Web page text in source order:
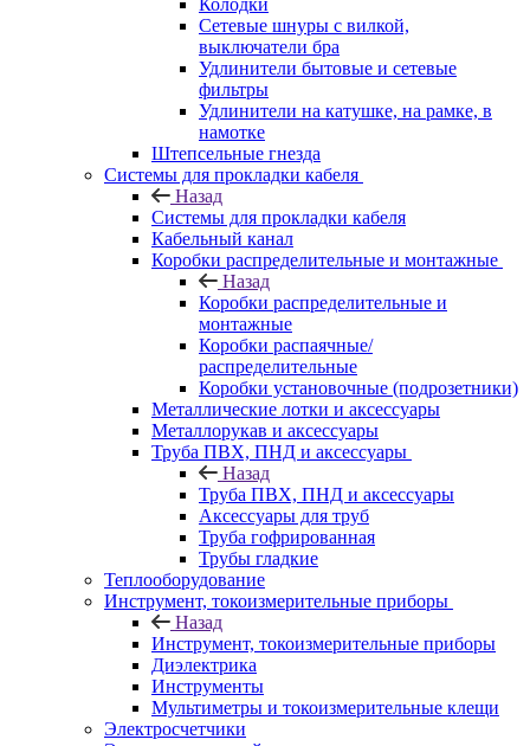
Колодки
Сетевые шнуры с вилкой,
выключатели бра
Удлинители бытовые и сетевые
фильтры
Удлинители на катушке, на рамке, в
намотке
Штепсельные гнезда
Системы для прокладки кабеля
Назад
Системы для прокладки кабеля
Кабельный канал
Коробки распределительные и монтажные
Назад
Коробки распределительные и
монтажные
Коробки распаячные/
распределительные
Коробки установочные (подрозетники)
Металлические лотки и аксессуары
Металлорукав и аксессуары
Труба ПВХ, ПНД и аксессуары
Назад
Труба ПВХ, ПНД и аксессуары
Аксессуары для труб
Труба гофрированная
Трубы гладкие
Теплооборудование
Инструмент, токоизмерительные приборы
Назад
Инструмент, токоизмерительные приборы
Диэлектрика
Инструменты
Мультиметры и токоизмерительные клещи
Электросчетчики